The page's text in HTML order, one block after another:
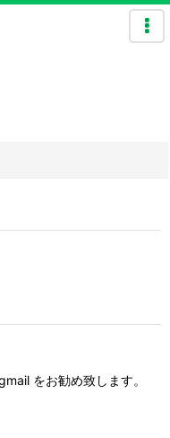
をお勧め致します。